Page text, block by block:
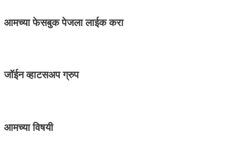
आमच्या फेसबुक पेजला लाईक करा
जॉईन व्हाटसअप ग्रुप
आमच्या विषयी